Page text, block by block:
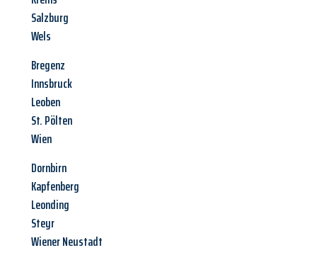
Salzburg
Wels
Bregenz
Innsbruck
Leoben
St. Pölten
Wien
Dornbirn
Kapfenberg
Leonding
Steyr
Wiener Neustadt